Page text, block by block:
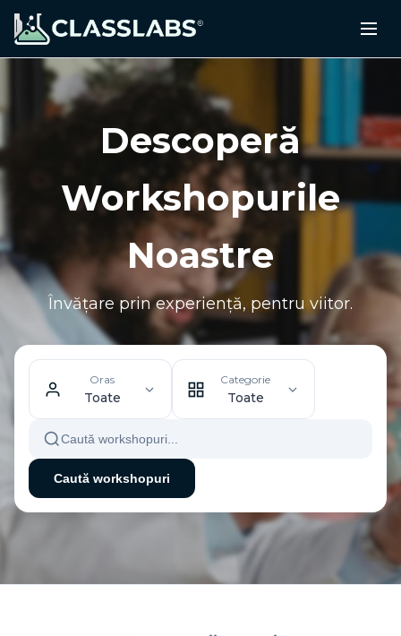
Descoperă
Workshopurile
Noastre
Învățare prin experiență, pentru viitor.
Oras
Toate
Categorie
Toate
Caută workshopuri